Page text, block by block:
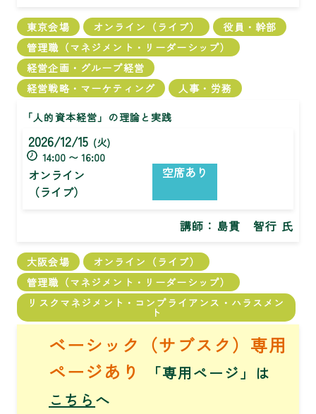
東京会場 オンライン（ライブ）
役員・幹部
管理職（マネジメント・リーダーシップ）
経営企画・グループ経営
経営戦略・マーケティング
人事・労務
「人的資本経営」の理論と実践
2026/12/15 (火)
14:00 〜 16:00
オンライン
（ライブ）
空席あり
講師： 島貫 智行 氏
大阪会場
オンライン（ライブ）
管理職（マネジメント・リーダーシップ）
リスクマネジメント・コンプライアンス・ハラスメン
ト
ベーシック（サブスク）専用
ページあり
「専用ページ」は
こちら へ